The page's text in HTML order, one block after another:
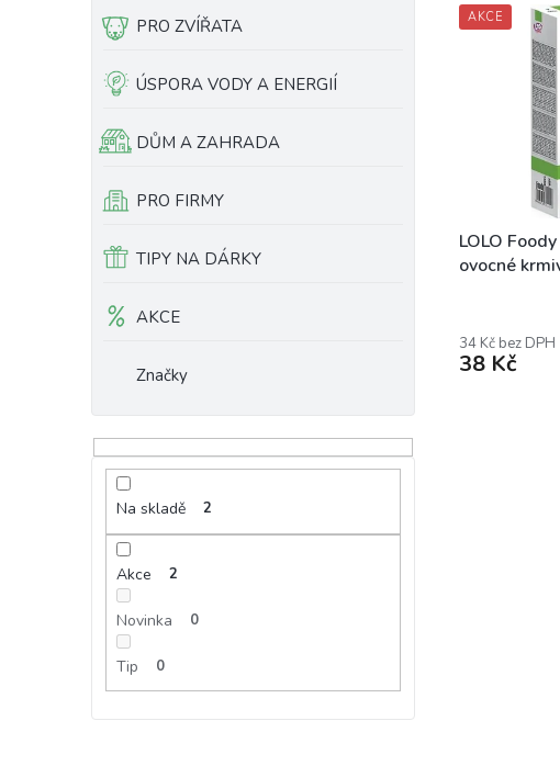
PRO ZVÍŘATA
ÚSPORA VODY A ENERGIÍ
DŮM A ZAHRADA
PRO FIRMY
TIPY NA DÁRKY
AKCE
Značky
Na skladě 2
Akce 2
Novinka 0
Tip 0
AKCE
LOLO
ovocné
34 Kč bez DPH
38 Kč